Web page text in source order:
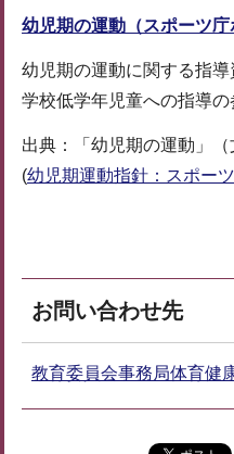
幼児期の運動（スポーツ庁
幼児期の運動に関する指
学校低学年児童への指導の
出典：「幼児期の運動」（
(幼児期運動指針：スポー
お問い合わせ先
教育委員会事務局体育健